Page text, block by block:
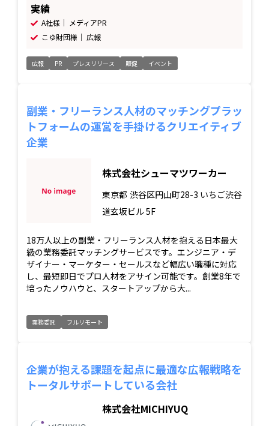
実績
A社様｜ メディアPR
こゆ財団様｜ 広報
広報 PR プレスリリース 販促 イベント
副業・フリーランス人材のマッチングプラッ
トフォームの運営を手掛けるクリエイティブ
企業
株式会社シューマツワーカー
東京都 渋谷区円山町28-3 いちご渋谷
道玄坂ビル 5F
18万人以上の副業・フリーランス人材を抱える日本最大
級の業務委託マッチングサービスです。エンジニア・デ
ザイナー・マーケター・セールスなど幅広い職種に対応
し、最短即日でプロ人材をアサイン可能です。創業8年で
培ったノウハウと、スタートアップから大...
業務委託 フルリモート
企業が抱える課題を起点に最適な広報戦略を
トータルサポートしている会社
株式会社MICHIYUQ